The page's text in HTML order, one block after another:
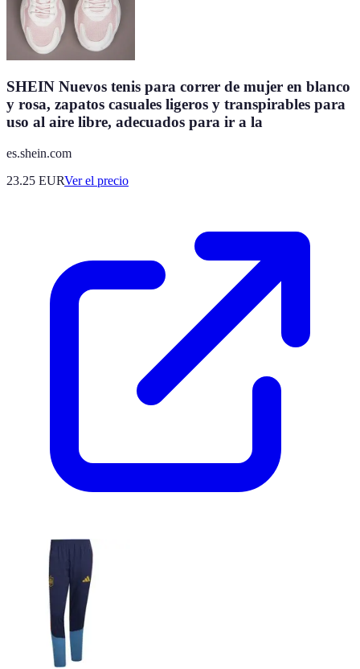
SHEIN Nuevos tenis para correr de mujer en blanco
y rosa, zapatos casuales ligeros y transpirables para
uso al aire libre, adecuados para ir a la
es.shein.com
23.25 EURVer el precio